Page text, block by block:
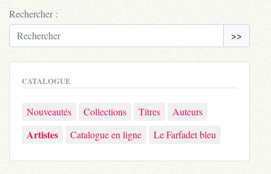
Rechercher :
>>
CATALOGUE
Nouveautés Collections Titres Auteurs
Artistes Catalogue en ligne Le Farfadet bleu